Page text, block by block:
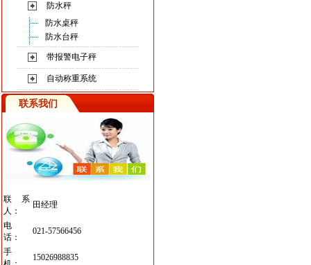
防水秤
防水桌秤
防水台秤
带报警电子秤
自动称重系统
联系我们
联系
人：
田经理
电
话：
021-57566456
手
15026988835